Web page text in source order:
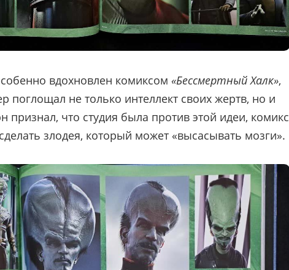
вдохновлен комиксом «Бессмертный Халк»,
поглощал не только интеллект своих жертв, но и
признал, что студия была против этой идеи, комикс
злодея, который может «высасывать мозги».